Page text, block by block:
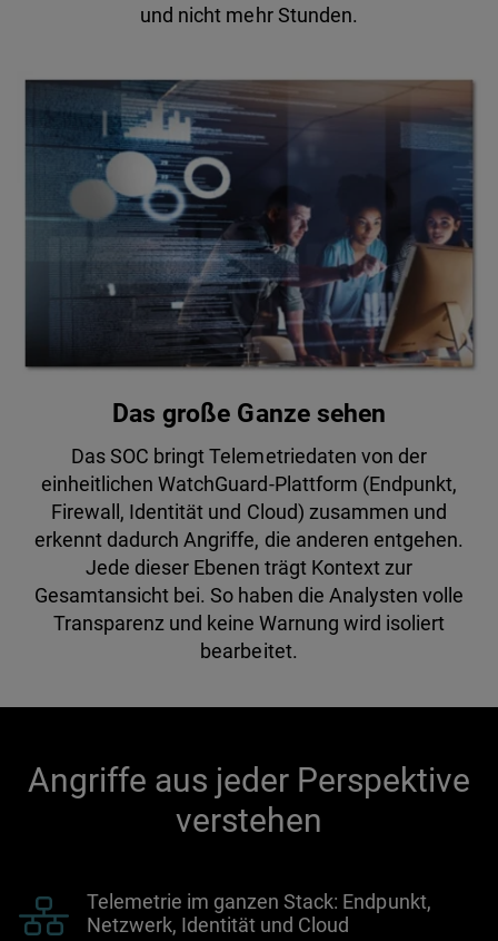
und nicht mehr Stunden.
Das große Ganze sehen
Das SOC bringt Telemetriedaten von der
einheitlichen WatchGuard-Plattform (Endpunkt,
Firewall, Identität und Cloud) zusammen und
erkennt dadurch Angriffe, die anderen entgehen.
Jede dieser Ebenen trägt Kontext zur
Gesamtansicht bei. So haben die Analysten volle
Transparenz und keine Warnung wird isoliert
bearbeitet.
Angriffe aus jeder Perspektive
verstehen
Telemetrie im ganzen Stack: Endpunkt,
Netzwerk, Identität und Cloud